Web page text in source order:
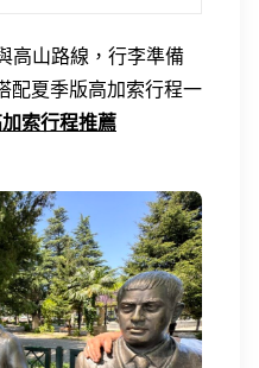
高山路線，行李準備
配夏季版高加索行程一
加索行程推薦